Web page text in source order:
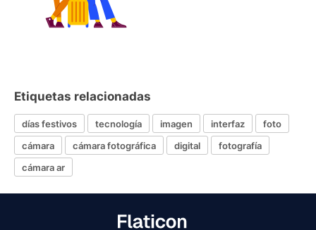
Etiquetas relacionadas
días festivos tecnología imagen interfaz
foto
cámara
cámara fotográfica digital
fotografía
cámara ar